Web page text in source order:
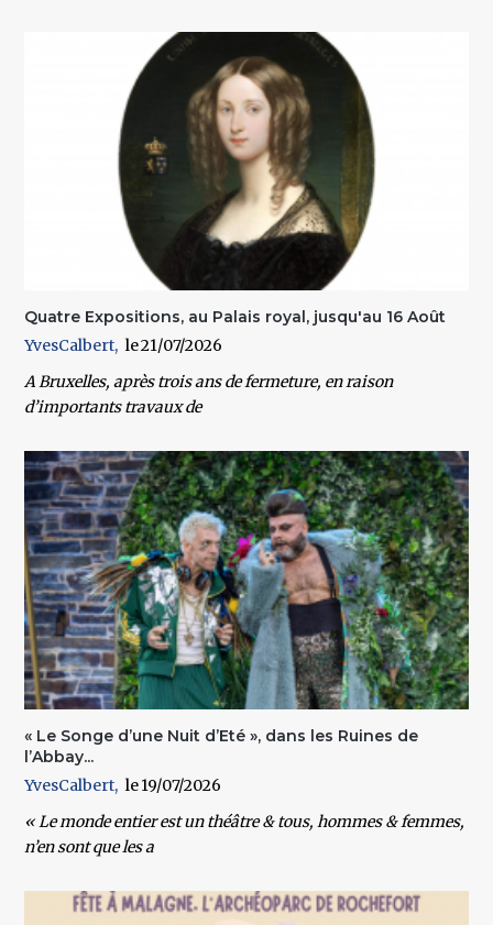
Quatre Expositions, au Palais royal, jusqu'au 16 Août
YvesCalbert
21/07/2026
ABruxelles, après trois ans de fermeture, en raison
d’importants travaux de
« Le Songe d’une Nuit d’Eté », dans les Ruines de
l’Abbay...
YvesCalbert
19/07/2026
« Le monde entier est un théâtre & tous, hommes & femmes,
n’en sont que les a